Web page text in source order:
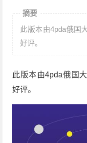
摘要
此版本由4pda俄国
好评。
此版本由4pda俄国
好评。